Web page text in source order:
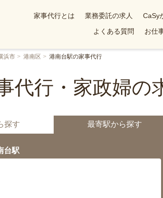
家事代行とは 業務委託の求人 CaSy
よくある質問
お仕
浜市 港南区 港南台駅の家事代行
代行・家政婦の
探す 最寄駅から探す
台駅